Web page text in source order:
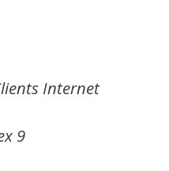
Internet
9